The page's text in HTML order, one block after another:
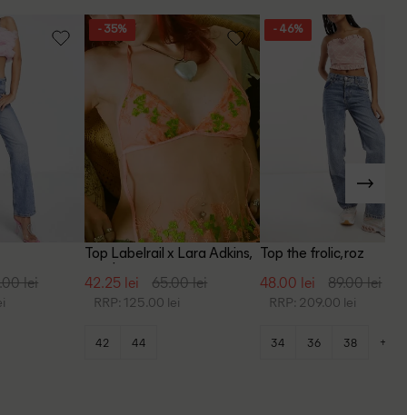
lei
- 35%
Top Labelrail x Lara Adkins,
42.25 lei 65.00 lei
RRP: 125.00 lei
42 44
- 46%
Top the frolic, roz
48.00 lei 89.00 lei
RRP: 209.00 lei
34 36 38 +2